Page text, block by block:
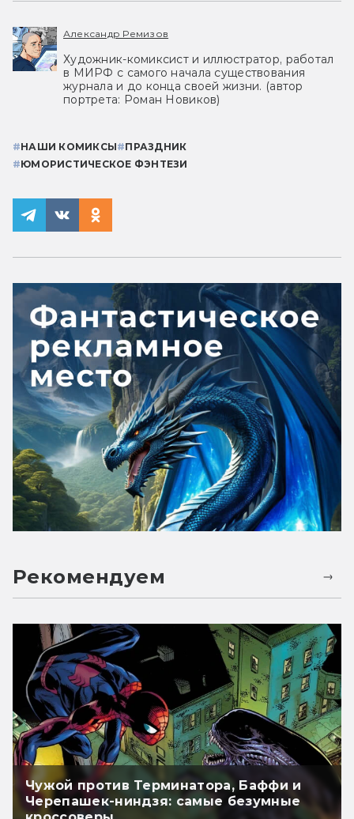
Александр Ремизов
Художник-комиксист и иллюстратор, работал
в МИРФ с самого начала существования
журнала и до конца своей жизни. (автор
портрета: Роман Новиков)
#НАШИ КОМИКСЫ#ПРАЗДНИК
#ЮМОРИСТИЧЕСКОЕ ФЭНТЕЗИ
Рекомендуем
Чужой против Терминатора, Баффи и
Черепашек-ниндзя: самые безумные